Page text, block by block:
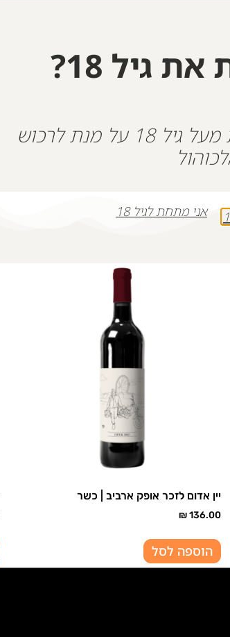
-
+
יין אדום לזכר אופק ארביב | כשר
₪136.00
הוספה לסל
גיל 18?
על פי חוק, עליך להיות מעל גיל 18 על מנת לרכוש
אני מתחת לגיל 18